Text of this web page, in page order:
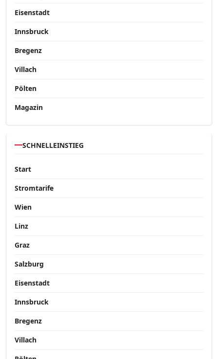
Eisenstadt
Innsbruck
Bregenz
Villach
Pölten
Magazin
SCHNELLEINSTIEG
Start
Stromtarife
Wien
Linz
Graz
Salzburg
Eisenstadt
Innsbruck
Bregenz
Villach